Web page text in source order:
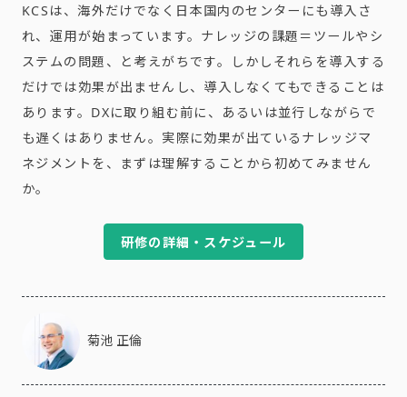
KCSは、海外だけでなく日本国内のセンターにも導入さ
れ、運用が始まっています。ナレッジの課題＝ツールやシ
ステムの問題、と考えがちです。しかしそれらを導入する
だけでは効果が出ませんし、導入しなくてもできることは
あります。DXに取り組む前に、あるいは並行しながらで
も遅くはありません。実際に効果が出ているナレッジマ
ネジメントを、まずは理解することから初めてみません
か。
研修の詳細・スケジュール
菊池 正倫